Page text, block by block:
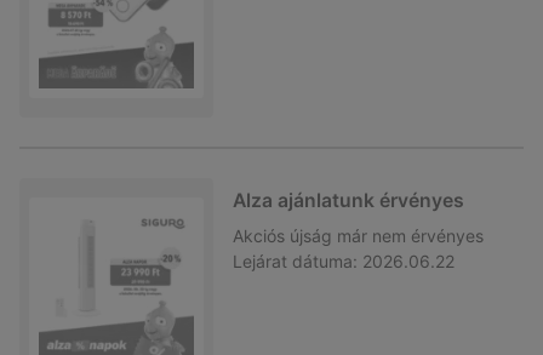
Alza ajánlatunk érvényes
Akciós újság már nem érvényes
Lejárat dátuma: 2026.06.22